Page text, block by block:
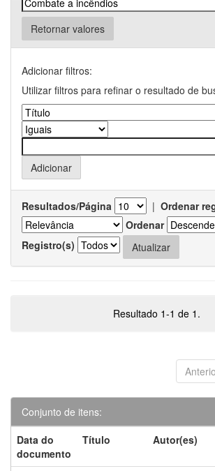
Retornar valores
Adicionar filtros:
Utilizar filtros para refinar o resultado de
Resultados/Página | Ordenar
Ordenar
Registro(s)
Resultado 1-1 de 1.
Conjunto de itens:
Data do
documento
Título Autor(es)